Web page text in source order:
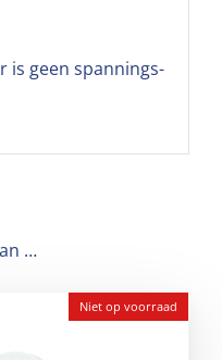
is geen spannings-
…
Niet op voorraad